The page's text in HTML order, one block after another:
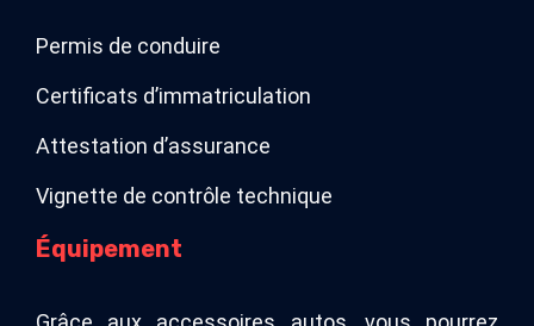
Permis de conduire
Certificats d’immatriculation
Attestation d’assurance
Vignette de contrôle technique
Équipement